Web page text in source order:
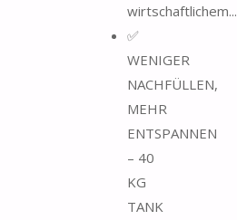
wirtschaftlichem...
✅
WENIGER
NACHFÜLLEN,
MEHR
ENTSPANNEN
– 40
KG
TANK